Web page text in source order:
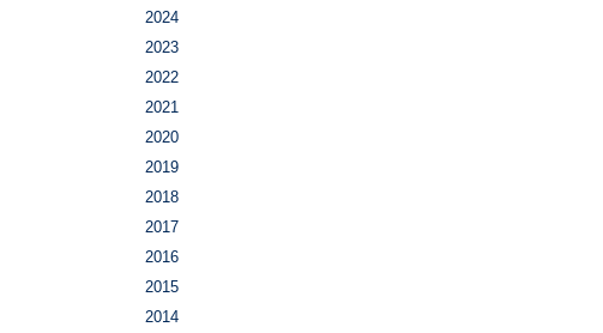
2024
2023
2022
2021
2020
2019
2018
2017
2016
2015
2014